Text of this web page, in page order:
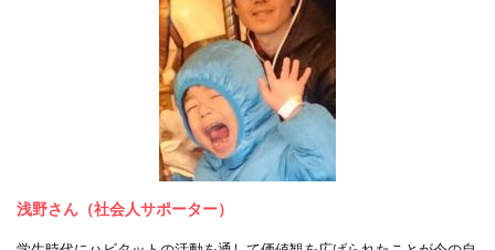
浅野さん（社会人サポーター）